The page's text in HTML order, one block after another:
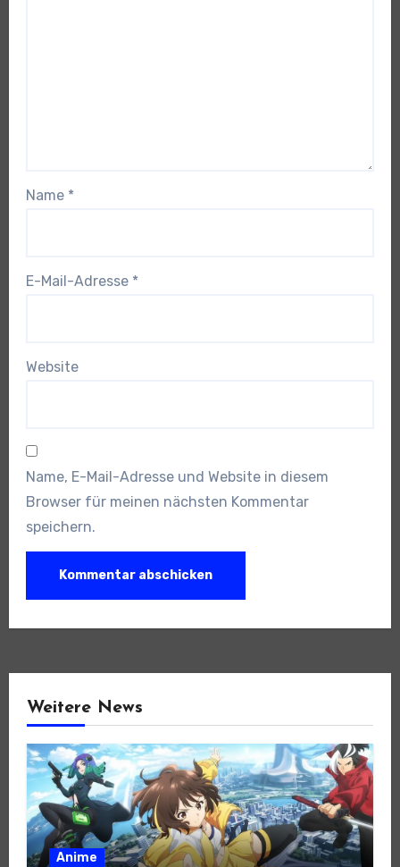
Name *
E-Mail-Adresse *
Website
Name, E-Mail-Adresse und Website in diesem
Browser für meinen nächsten Kommentar
speichern.
Weitere News
Anime